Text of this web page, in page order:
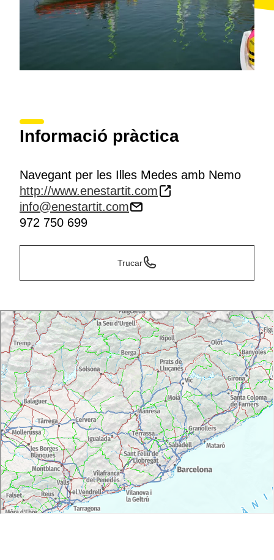
Informació pràctica
Navegant per les Illes Medes amb Nemo
http://www.enestartit.com
info@enestartit.com
972 750 699
Trucar